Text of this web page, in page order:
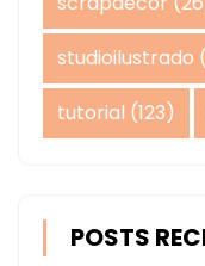
studioilustrado
tutorial (123)
POSTS